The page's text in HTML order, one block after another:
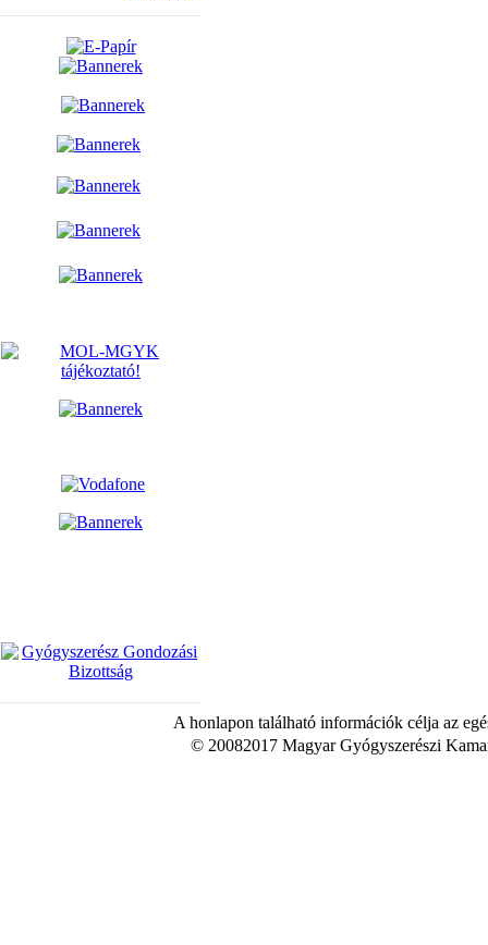
A honlapon található információk célja az
© 20082017 Magyar Gyógyszerészi